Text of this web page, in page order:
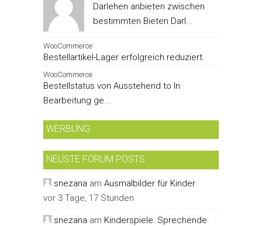
Darlehen anbieten zwischen
bestimmten Bieten Darl...
WooCommerce
Bestellartikel-Lager erfolgreich reduziert.
WooCommerce
Bestellstatus von Ausstehend to In
Bearbeitung ge...
WERBUNG
NEUSTE FORUM POSTS
snezana am Ausmalbilder für Kinder
vor 3 Tage, 17 Stunden
snezana am Kinderspiele: Sprechende